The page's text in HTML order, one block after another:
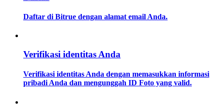
Panduan Pemula Berjangka
Daftar di Bitrue dengan alamat email Anda.
Verifikasi identitas Anda
Verifikasi identitas Anda dengan memasukkan informasi
pribadi Anda dan mengunggah ID Foto yang valid.